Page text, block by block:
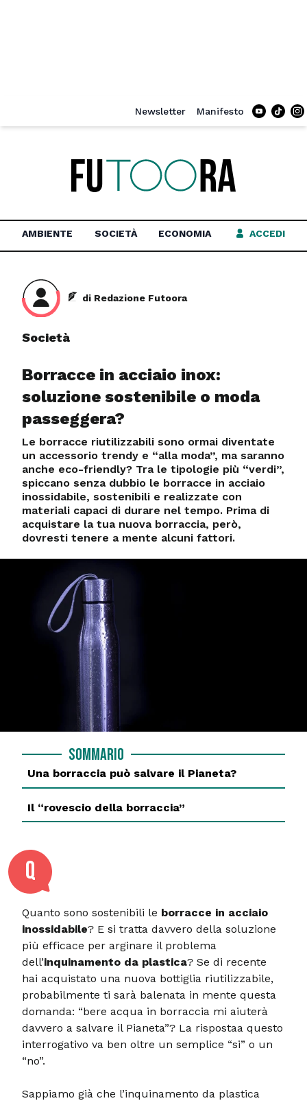
Newsletter Manifesto
Tiktok
AMBIENTE SOCIETÀ ECONOMIA ACCEDI
Società
di Redazione Futoora
Borracce in acciaio inox:
soluzione sostenibile o moda
passeggera?
Le borracce riutilizzabili sono ormai diventate
un accessorio trendy e “alla moda”, ma saranno
anche eco-friendly? Tra le tipologie più “verdi”,
spiccano senza dubbio le borracce in acciaio
inossidabile, sostenibili e realizzate con
materiali capaci di durare nel tempo. Prima di
acquistare la tua nuova borraccia, però,
dovresti tenere a mente alcuni fattori.
Sommario
Una borraccia può salvare il Pianeta?
Il “rovescio della borraccia”
Q
Quanto sono sostenibili le borracce in acciaio
inossidabile? E si tratta davvero della soluzione
più efficace per arginare il problema
dell’inquinamento da plastica? Se di recente
hai acquistato una nuova bottiglia riutilizzabile,
probabilmente ti sarà balenata in mente questa
domanda: “bere acqua in borraccia mi aiuterà
davvero a salvare il Pianeta”? La rispostaa questo
interrogativo va ben oltre un semplice “si” o un
“no”.
Sappiamo già che l’inquinamento da plastica